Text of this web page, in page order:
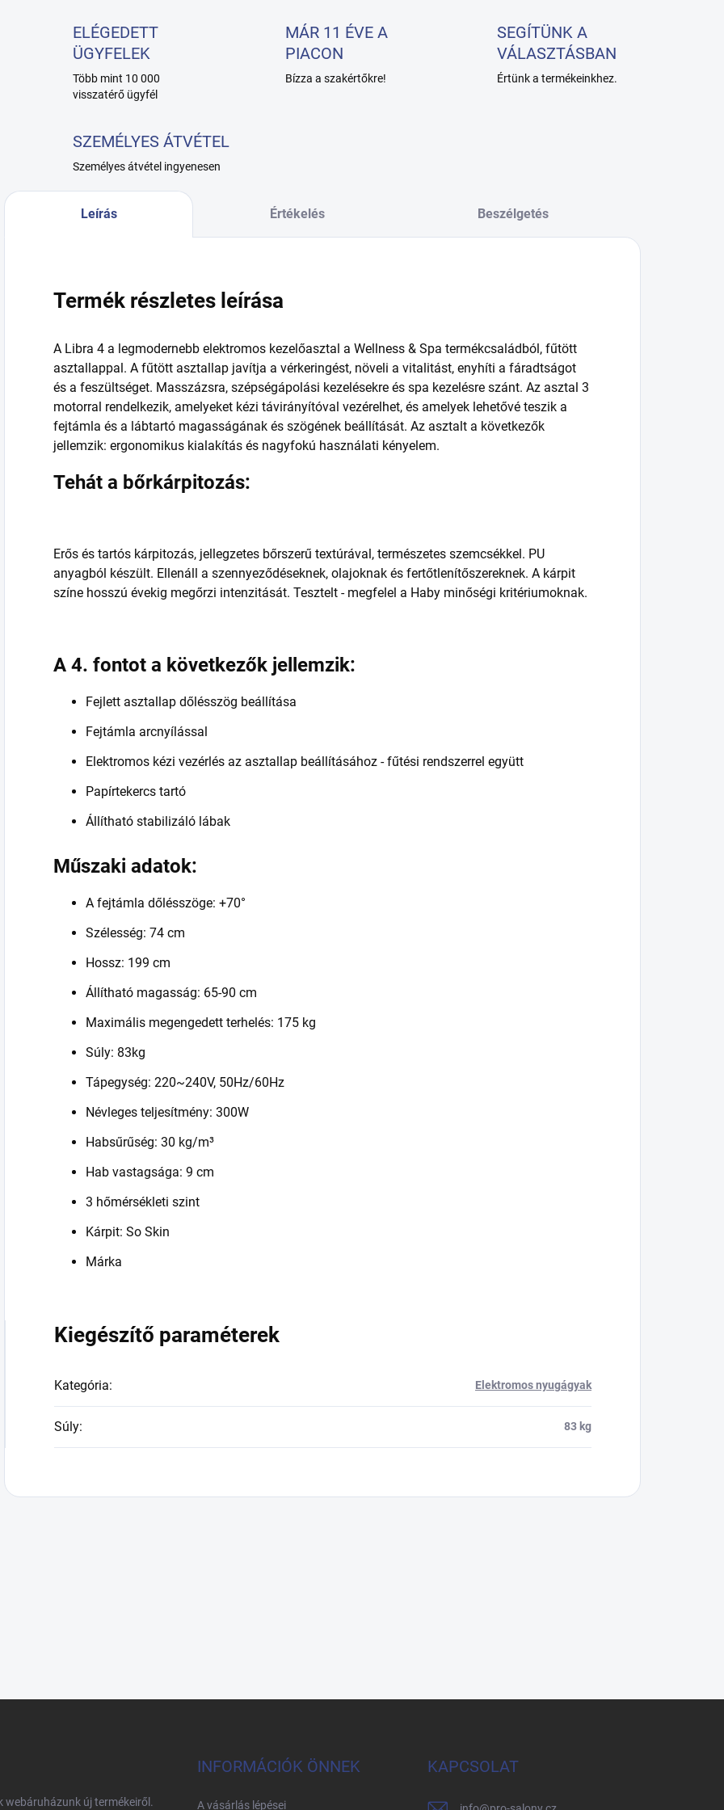
ELÉGEDETT
ÜGYFELEK
Több mint 10 000
visszatérő ügyfél
MÁR 11 ÉVE A
PIACON
Bízza a szakértőkre!
SEGÍTÜNK A
VÁLASZTÁSBAN
Értünk a termékeinkhez.
SZEMÉLYES ÁTVÉTEL
Személyes átvétel ingyenesen
Leírás Értékelés Beszélgetés
Termék részletes leírása
A Libra 4 a legmodernebb elektromos kezelőasztal a Wellness & Spa termékcsaládból, fűtött
asztallappal. A fűtött asztallap javítja a vérkeringést, növeli a vitalitást, enyhíti a fáradtságot
és a feszültséget. Masszázsra, szépségápolási kezelésekre és spa kezelésre szánt. Az asztal 3
motorral rendelkezik, amelyeket kézi távirányítóval vezérelhet, és amelyek lehetővé teszik a
fejtámla és a lábtartó magasságának és szögének beállítását. Az asztalt a következők
jellemzik: ergonomikus kialakítás és nagyfokú használati kényelem.
Tehát a bőrkárpitozás:
Erős és tartós kárpitozás, jellegzetes bőrszerű textúrával, természetes szemcsékkel. PU
anyagból készült. Ellenáll a szennyeződéseknek, olajoknak és fertőtlenítőszereknek. A kárpit
színe hosszú évekig megőrzi intenzitását. Tesztelt - megfelel a Haby minőségi kritériumoknak.
A 4. fontot a következők jellemzik:
Fejlett asztallap dőlésszög beállítása
Fejtámla arcnyílással
Elektromos kézi vezérlés az asztallap beállításához - fűtési rendszerrel együtt
Papírtekercs tartó
Állítható stabilizáló lábak
Műszaki adatok:
A fejtámla dőlésszöge: +70°
Szélesség: 74 cm
Hossz: 199 cm
Állítható magasság: 65-90 cm
Maximális megengedett terhelés: 175 kg
Súly: 83kg
Tápegység: 220~240V, 50Hz/60Hz
Névleges teljesítmény: 300W
Habsűrűség: 30 kg/m³
Hab vastagsága: 9 cm
3 hőmérsékleti szint
Kárpit: So Skin
Márka
Kiegészítő paraméterek
Kategória: Elektromos nyugágyak
Súly: 83 kg
webáruházunk új termékeiről.
INFORMÁCIÓK ÖNNEK
A vásárlás lépései
KAPCSOLAT